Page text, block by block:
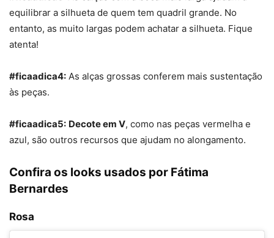
equilibrar a silhueta de quem tem quadril grande. No
entanto, as muito largas podem achatar a silhueta. Fique
atenta!
#ficaadica4: As alças grossas conferem mais sustentação
às peças.
#ficaadica5: Decote em V, como nas peças vermelha e
azul, são outros recursos que ajudam no alongamento.
Confira os looks usados por Fátima
Bernardes
Rosa